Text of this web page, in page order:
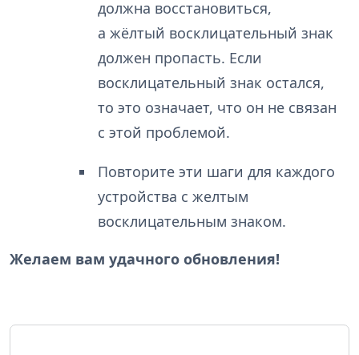
должна восстановиться,
а жёлтый восклицательный знак
должен пропасть. Если
восклицательный знак остался,
то это означает, что он не связан
с этой проблемой.
Повторите эти шаги для каждого
устройства с желтым
восклицательным знаком.
Желаем вам удачного обновления!